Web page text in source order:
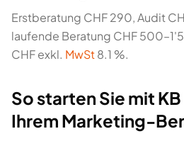
Erstberatung CHF 290, Audit
laufende Beratung CHF
CHF exkl. MwSt8.1 %.
So starten Sie mit
Ihrem Marketing-